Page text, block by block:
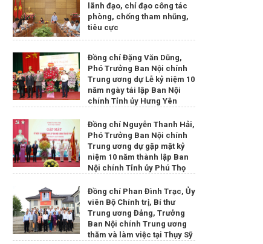
lãnh đạo, chỉ đạo công tác
phòng, chống tham nhũng,
tiêu cực
Đồng chí Đặng Văn Dũng,
Phó Trưởng Ban Nội chính
Trung ương dự Lễ kỷ niệm 10
năm ngày tái lập Ban Nội
chính Tỉnh ủy Hưng Yên
Đồng chí Nguyễn Thanh Hải,
Phó Trưởng Ban Nội chính
Trung ương dự gặp mặt kỷ
niệm 10 năm thành lập Ban
Nội chính Tỉnh ủy Phú Thọ
Đồng chí Phan Đình Trạc, Ủy
viên Bộ Chính trị, Bí thư
Trung ương Đảng, Trưởng
Ban Nội chính Trung ương
thăm và làm việc tại Thụy Sỹ